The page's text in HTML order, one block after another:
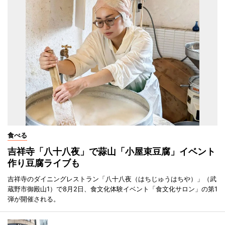
食べる
吉祥寺「八十八夜」で蒜山「小屋束豆腐」イベント
作り豆腐ライブも
吉祥寺のダイニングレストラン「八十八夜（はちじゅうはちや）」（武
蔵野市御殿山1）で8月2日、食文化体験イベント「食文化サロン」の第1
弾が開催される。